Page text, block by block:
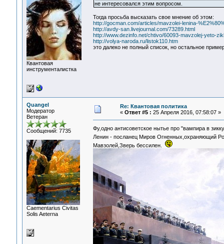
Квантовая
инструменталистка
не интересовался этим вопросом.
Тогда просьба высказать свое мнение об этом:
http://gocman.com/articles/mavzolei-lenina-
http://avdy-san.livejournal.com/73289.html
http://www.dezinfo.net/chtivo/60093-mavzolej-yeto-
http://volya-naroda.ru/listok110.htm
это далеко не полный список, но остальное
Quangel
Модератор
Ветеран
Сообщений: 7735
Сaementarius Civitas
Solis Aeterna
Re: Квантовая политика
« Ответ #5 : 25 Апреля 2016, 07:58:07 »
Фу,одно антисоветское нытье про "вампира в
Ленин - посланец Миров Огненных,охраняющий
Мавзолей,Зверь бессилен.